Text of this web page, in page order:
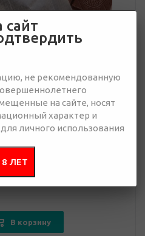
презентацию
В корзину
сайт
не рекомендованную
на сайте, носят
характер и
личного использования
ЛЕТ